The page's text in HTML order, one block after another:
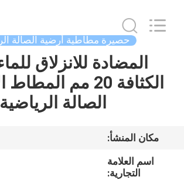
منزل،
بيت
معلومات
Commerce
حصيرة مطاطية أرضية الصالة
المضادة للانزلاق
الكثافة 20 مم
الصالة الرياضية
مكان المنشأ:
اسم العلامة
التجارية: